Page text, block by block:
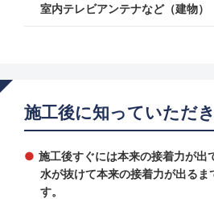
室内テレビアンテナなど（建物）
施工後に知っていただ
施工後すぐには本来の接着力が出
水が抜けて本来の接着力が出るま
す。